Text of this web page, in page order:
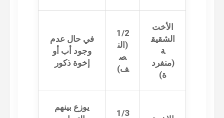
الأخت
الشقيق
(منفرد
1/2
(الن
ف)
في حال عدم
وجود أب أو
إخوة ذكور
1/3
يوزع بينهم